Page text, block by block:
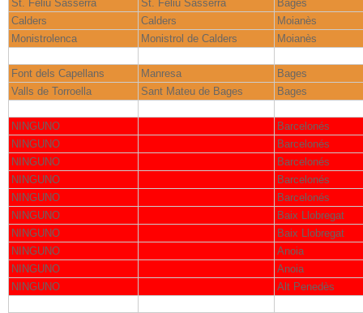
St. Feliu Sasserra
St. Feliu Sasserra
Bages
Calders
Calders
Moianès
Monistrolenca
Monistrol de Calders Moianès
Font dels Capellans Manresa
Bages
Valls de Torroella
Sant Mateu de Bages Bages
NINGUNO
Barcelonés
NINGUNO
Barcelonés
NINGUNO
Barcelonés
NINGUNO
Barcelonés
NINGUNO
Barcelonés
NINGUNO
Baix Llobregat
NINGUNO
Baix Llobregat
NINGUNO
Anoia
NINGUNO
Anoia
NINGUNO
Alt Penedès